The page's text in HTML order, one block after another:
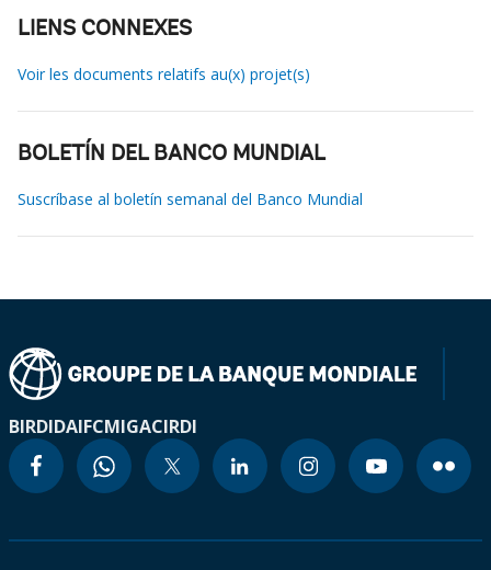
LIENS CONNEXES
Voir les documents relatifs au(x) projet(s)
BOLETÍN DEL BANCO MUNDIAL
Suscríbase al boletín semanal del Banco Mundial
BIRDIDAIFCMIGACIRDI